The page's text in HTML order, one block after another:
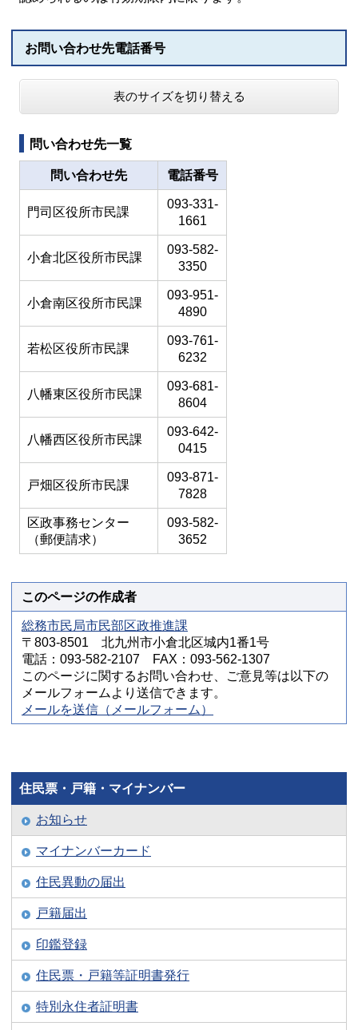
お問い合わせ先電話番号
表のサイズを切り替える
問い合わせ先一覧
問い合わせ先 電話番号
門司区役所市民課
093-331-
1661
小倉北区役所市民課
093-582-
3350
小倉南区役所市民課
093-951-
4890
若松区役所市民課
093-761-
6232
八幡東区役所市民課
093-681-
8604
八幡西区役所市民課
093-642-
0415
戸畑区役所市民課
093-871-
7828
区政事務センター
（郵便請求）
093-582-
3652
このページの作成者
総務市民局市民部区政推進課
〒803-8501 北九州市小倉北区城内1番1号
電話：093-582-2107 FAX：093-562-1307
このページに関するお問い合わせ、ご意見等は以下の
メールフォームより送信できます。
メールを送信（メールフォーム）
住民票・戸籍・マイナンバー
お知らせ
マイナンバーカード
住民異動の届出
戸籍届出
印鑑登録
住民票・戸籍等証明書発行
特別永住者証明書